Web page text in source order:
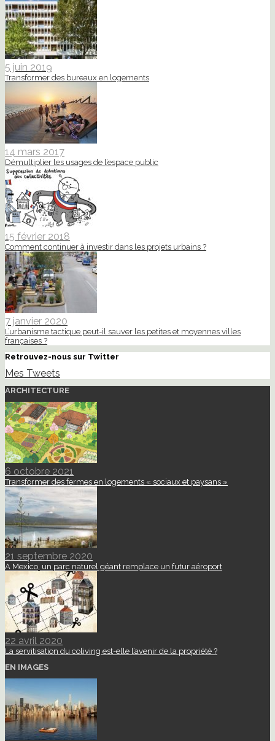
5 juin 2019
Transformer des bureaux en logements
14 mars 2017
Démultiplier les usages de l’espace public
15 février 2018
Comment continuer à investir dans les projets urbains ?
7 janvier 2020
L’urbanisme tactique peut-il sauver les petites et moyennes villes
françaises ?
Retrouvez-nous sur Twitter
Mes Tweets
ARCHITECTURE
6 octobre 2021
Transformer des fermes en logements « sociaux et paysans »
21 septembre 2020
A Mexico, un parc naturel géant remplace un futur aéroport
22 avril 2020
La servitisation du coliving est-elle l’avenir de la propriété ?
EN IMAGES